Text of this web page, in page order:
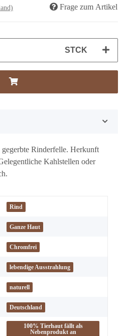
Frage zum Artikel
STCK
Rinderfelle. Herkunft
Kahlstellen oder
Rind
Ganze Haut
Chromfrei
lebendige Ausstrahlung
naturell
Deutschland
100% Tierhaut fällt als
Nebenprodukt an